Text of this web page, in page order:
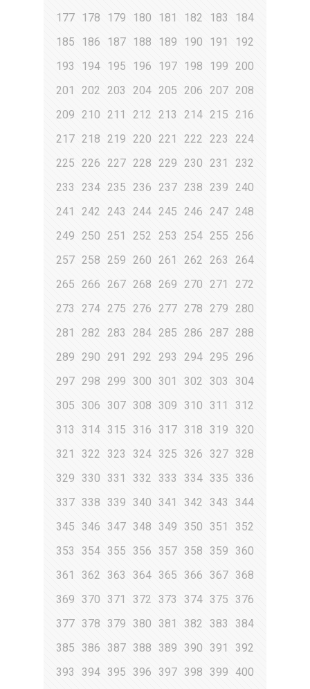
177 178 179 180 181 182 183
184
185
186 187 188 189 190 191
192
193
194 195 196 197 198 199
200
201
202 203 204 205 206 207 208
209
210 211 212 213 214 215
216
217 218 219 220 221 222 223
224
225
226 227 228 229 230 231
232
233
234 235 236 237 238 239
240
241
242 243 244 245 246 247 248
249
250 251 252 253 254 255
256
257 258 259 260 261 262 263
264
265
266 267 268 269 270 271
272
273
274 275 276 277 278 279
280
281
282 283 284 285 286 287 288
289
290 291 292 293 294 295
296
297 298 299 300 301 302 303
304
305
306 307 308 309 310 311
312
313
314 315 316 317 318 319
320
321
322 323 324 325 326 327 328
329
330 331 332 333 334 335
336
337 338 339 340 341 342 343
344
345
346 347 348 349 350 351
352
353
354 355 356 357 358 359 360
361
362 363 364 365 366 367 368
369
370 371 372 373 374 375 376
377 378 379 380 381 382 383
384
385
386 387 388 389 390 391
392
393
394 395 396 397 398 399 400